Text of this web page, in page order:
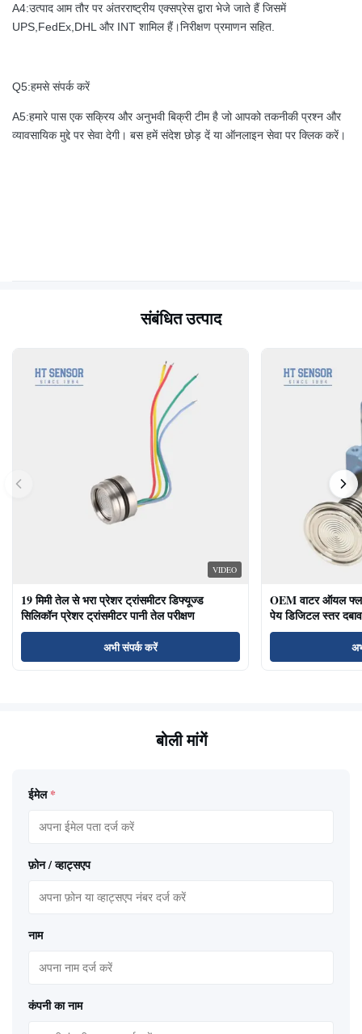
A4:उत्पाद आम तौर पर अंतरराष्ट्रीय एक्सप्रेस द्वारा भेजे जाते हैं जिसमें
UPS,FedEx,DHL और INT शामिल हैं।निरीक्षण प्रमाणन सहित.
Q5:हमसे संपर्क करें
A5:हमारे पास एक सक्रिय और अनुभवी बिक्री टीम है जो आपको तकनीकी प्रश्न और
व्यावसायिक मुद्दे पर सेवा देगी। बस हमें संदेश छोड़ दें या ऑनलाइन सेवा पर क्लिक करें।
संबंधित उत्पाद
VIDEO
19 मिमी तेल से भरा प्रेशर ट्रांसमीटर डिफ्यूज्ड
सिलिकॉन प्रेशर ट्रांसमीटर पानी तेल परीक्षण
अभी संपर्क करें
OEM वाटर ऑयल
पेय डिजिटल स्तर
बोली मांगें
ईमेल *
फ़ोन / व्हाट्सएप
नाम
कंपनी का नाम